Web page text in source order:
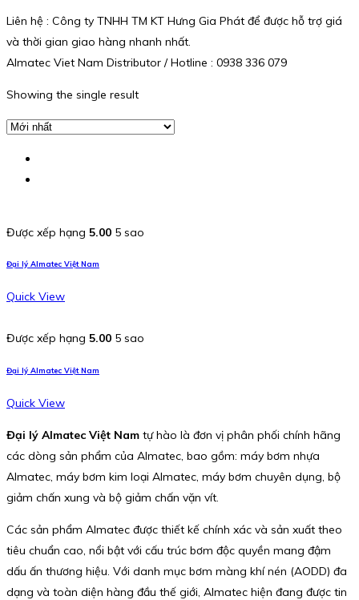
Liên hệ : Công ty TNHH TM KT Hưng Gia Phát để được hỗ trợ giá
và thời gian giao hàng nhanh nhất.
Almatec Viet Nam Distributor / Hotline : 0938 336 079
Showing the single result
Được xếp hạng 5.00 5 sao
Đại lý Almatec Việt Nam
Quick View
Được xếp hạng 5.00 5 sao
Đại lý Almatec Việt Nam
Quick View
Đại lý Almatec Việt Nam tự hào là đơn vị phân phối chính hãng
các dòng sản phẩm của Almatec, bao gồm: máy bơm nhựa
Almatec, máy bơm kim loại Almatec, máy bơm chuyên dụng, bộ
giảm chấn xung và bộ giảm chấn vặn vít.
Các sản phẩm Almatec được thiết kế chính xác và sản xuất theo
tiêu chuẩn cao, nổi bật với cấu trúc bơm độc quyền mang đậm
dấu ấn thương hiệu. Với danh mục bơm màng khí nén (AODD) đa
dạng và toàn diện hàng đầu thế giới, Almatec hiện đang được tin